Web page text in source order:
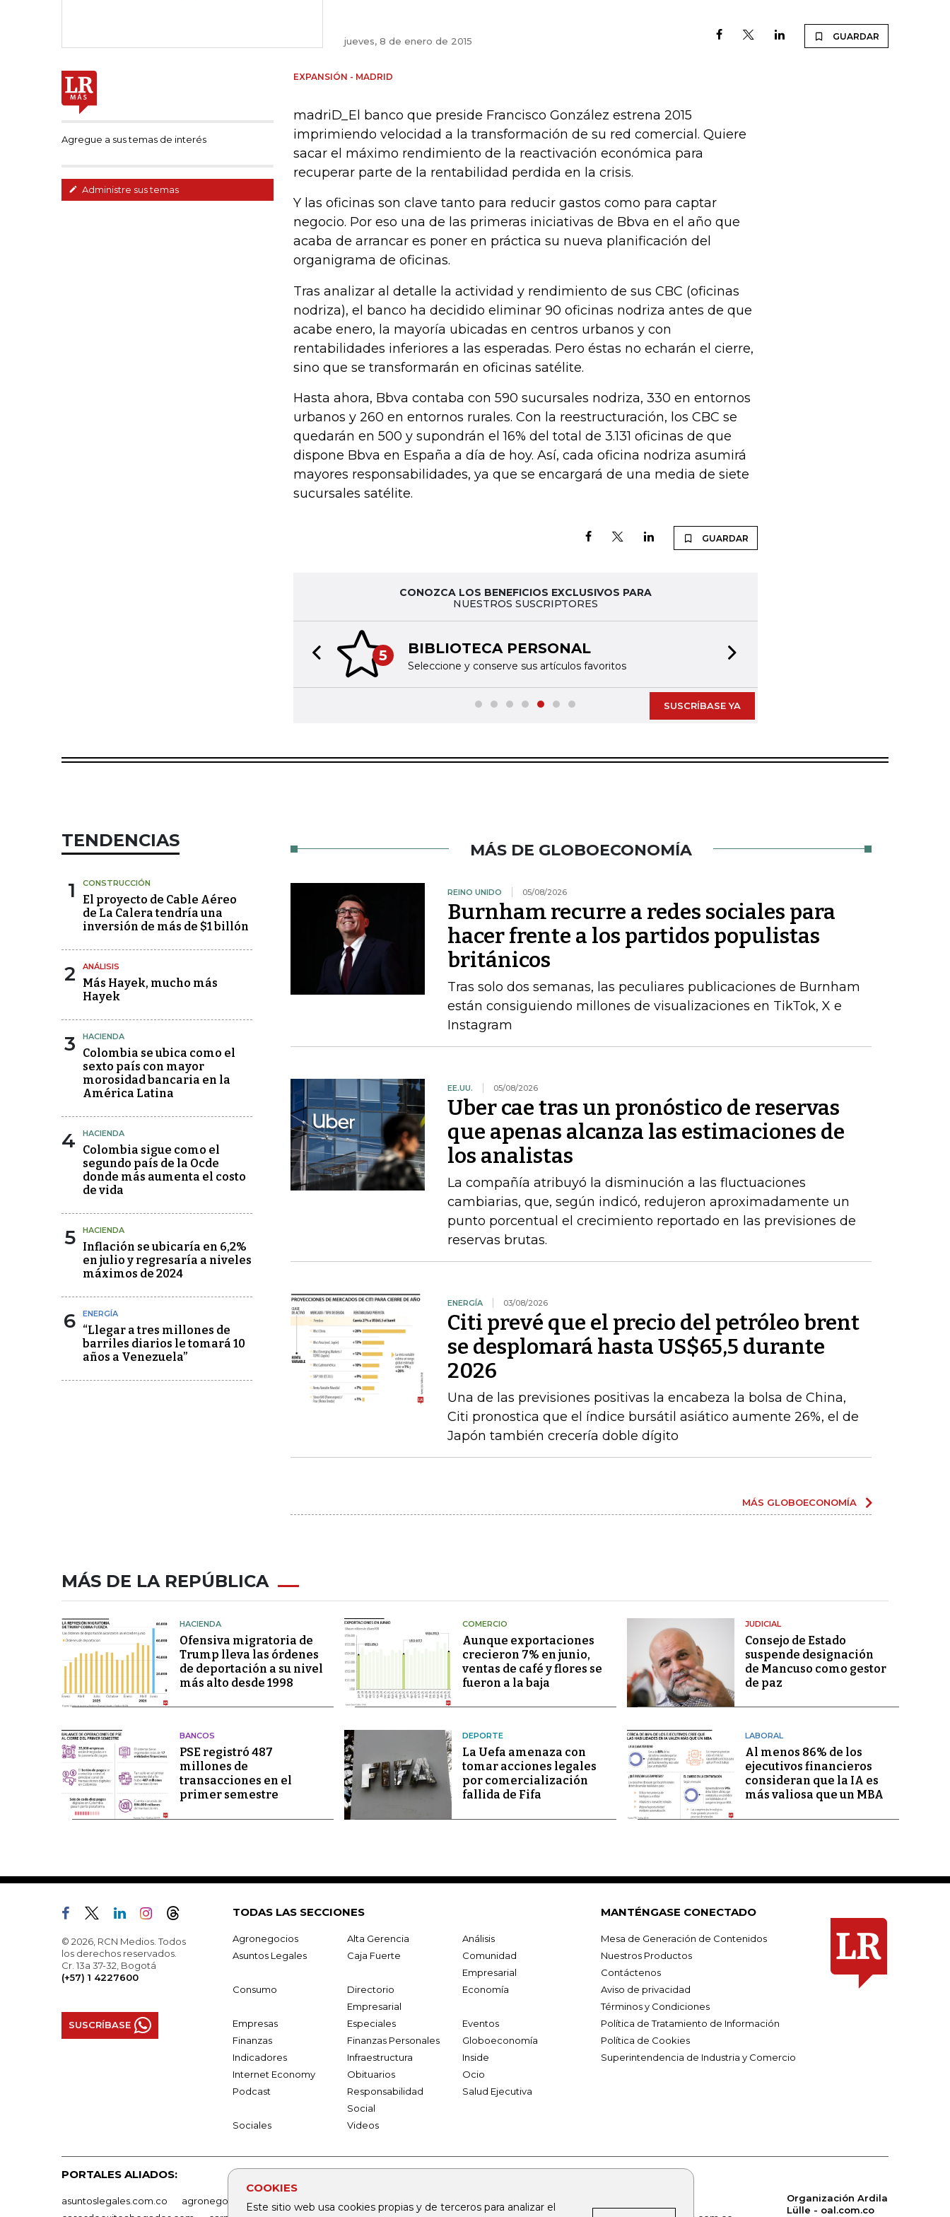
COOKIES
Este sitio web usa cookies propias y de terceros para analizar el
jueves, 8 de enero de 2015 GUARDAR
Agregue a sus temas de interés
Administre sus temas
EXPANSIÓN - MADRID
madriD_El banco que preside Francisco González estrena 2015
imprimiendo velocidad a la transformación de su red comercial. Quiere
sacar el máximo rendimiento de la reactivación económica para
recuperar parte de la rentabilidad perdida en la crisis.
Y las oficinas son clave tanto para reducir gastos como para captar
negocio. Por eso una de las primeras iniciativas de Bbva en el año que
acaba de arrancar es poner en práctica su nueva planificación del
organigrama de oficinas.
Tras analizar al detalle la actividad y rendimiento de sus CBC (oficinas
nodriza), el banco ha decidido eliminar 90 oficinas nodriza antes de que
acabe enero, la mayoría ubicadas en centros urbanos y con
rentabilidades inferiores a las esperadas. Pero éstas no echarán el cierre,
sino que se transformarán en oficinas satélite.
Hasta ahora, Bbva contaba con 590 sucursales nodriza, 330 en entornos
urbanos y 260 en entornos rurales. Con la reestructuración, los CBC se
quedarán en 500 y supondrán el 16% del total de 3.131 oficinas de que
dispone Bbva en España a día de hoy. Así, cada oficina nodriza asumirá
mayores responsabilidades, ya que se encargará de una media de siete
sucursales satélite.
GUARDAR
CONOZCA LOS BENEFICIOS EXCLUSIVOS PARA
NUESTROS SUSCRIPTORES
5 BIBLIOTECA PERSONAL
Seleccione y conserve sus artículos favoritos
Previous slide
SUSCRÍBASE YA
TENDENCIAS
1 CONSTRUCCIÓN
El proyecto de Cable Aéreo
de La Calera tendría una
inversión de más de $1 billón
2 ANÁLISIS
Más Hayek, mucho más
Hayek
3 HACIENDA
Colombia se ubica como el
sexto país con mayor
morosidad bancaria en la
América Latina
4 HACIENDA
Colombia sigue como el
segundo país de la Ocde
donde más aumenta el costo
de vida
5 HACIENDA
Inflación se ubicaría en 6,2%
en julio y regresaría a niveles
máximos de 2024
6 ENERGÍA
“Llegar a tres millones de
barriles diarios le tomará 10
años a Venezuela”
MÁS DE GLOBOECONOMÍA
REINO UNIDO 05/08/2026
Burnham recurre a redes sociales para
hacer frente a los partidos populistas
británicos
Tras solo dos semanas, las peculiares publicaciones de Burnham
están consiguiendo millones de visualizaciones en TikTok, X e
Instagram
EE.UU. 05/08/2026
Uber cae tras un pronóstico de reservas
que apenas alcanza las estimaciones de
los analistas
La compañía atribuyó la disminución a las fluctuaciones
cambiarias, que, según indicó, redujeron aproximadamente un
punto porcentual el crecimiento reportado en las previsiones de
reservas brutas.
ENERGÍA 03/08/2026
Citi prevé que el precio del petróleo brent
se desplomará hasta US$65,5 durante
2026
Una de las previsiones positivas la encabeza la bolsa de China,
Citi pronostica que el índice bursátil asiático aumente 26%, el de
Japón también crecería doble dígito
MÁS GLOBOECONOMÍA
MÁS DE LA REPÚBLICA
HACIENDA
Ofensiva migratoria de
Trump lleva las órdenes
de deportación a su nivel
más alto desde 1998
COMERCIO
Aunque exportaciones
crecieron 7% en junio,
ventas de café y flores se
fueron a la baja
JUDICIAL
Consejo de Estado
suspende designación
de Mancuso como gestor
de paz
BANCOS
PSE registró 487
millones de
transacciones en el
primer semestre
DEPORTE
La Uefa amenaza con
tomar acciones legales
por comercialización
fallida de Fifa
LABORAL
Al menos 86% de los
ejecutivos financieros
consideran que la IA es
más valiosa que un MBA
© 2026, RCN Medios. Todos
los derechos reservados.
Cr. 13a 37-32, Bogotá
(+57) 1 4227600
SUSCRÍBASE
TODAS LAS SECCIONES
Agronegocios Alta Gerencia
Análisis
Asuntos Legales
Caja Fuerte
Comunidad
Empresarial
Consumo
Directorio
Empresarial
Economía
Empresas Especiales
Eventos
Finanzas
Finanzas Personales
Globoeconomía
Indicadores
Infraestructura
Inside
Internet Economy
Obituarios
Ocio
Podcast
Responsabilidad
Social
Salud Ejecutiva
Sociales Videos
MANTÉNGASE CONECTADO
Mesa de Generación de Contenidos
Nuestros Productos
Contáctenos
Aviso de privacidad
Términos y Condiciones
Política de Tratamiento de Información
Política de Cookies
Superintendencia de Industria y Comercio
PORTALES ALIADOS:
asuntoslegales.com.co agronegocios.co empresas.larepublica.co firmasdeabogados.com
bolsaencolombia.com
Organización Ardila
Lülle - oal.com.co